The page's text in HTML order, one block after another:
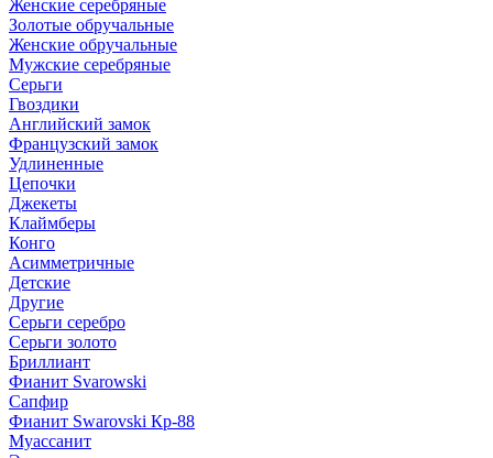
Женские серебряные
Золотые обручальные
Женские обручальные
Мужские серебряные
Серьги
Гвоздики
Английский замок
Французский замок
Удлиненные
Цепочки
Джекеты
Клаймберы
Конго
Асимметричные
Детские
Другие
Серьги серебро
Серьги золото
Бриллиант
Фианит Svarowski
Сапфир
Фианит Swarovski Кр-88
Муассанит